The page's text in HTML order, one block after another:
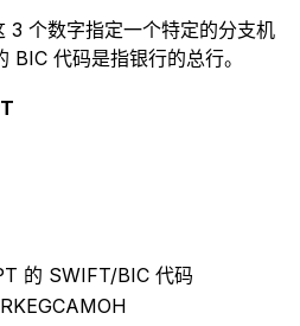
3 个数字指定一个特定的分支机
代码是指银行的总行。
的 SWIFT/BIC 代码